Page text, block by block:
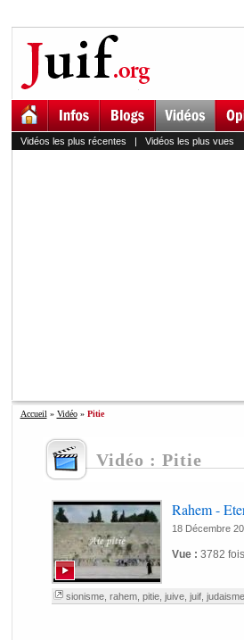
Vidéos les plus récentes | Vidéos les plus vues
Accueil » Vidéo» Pitie
Vidéo : Pitie
Rahem -
18 Décembre
Vue : 3782 fois
sionisme, rahem, pitie, juive, juif, judaisme